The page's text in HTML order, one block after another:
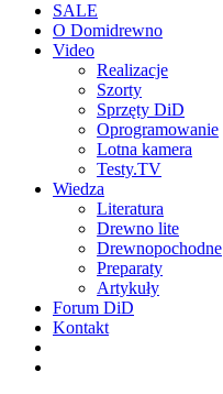
SALE
O Domidrewno
Video
Realizacje
Szorty
Sprzęty DiD
Oprogramowanie
Lotna kamera
Testy.TV
Wiedza
Literatura
Drewno lite
Drewnopochodne
Preparaty
Artykuły
Forum DiD
Kontakt